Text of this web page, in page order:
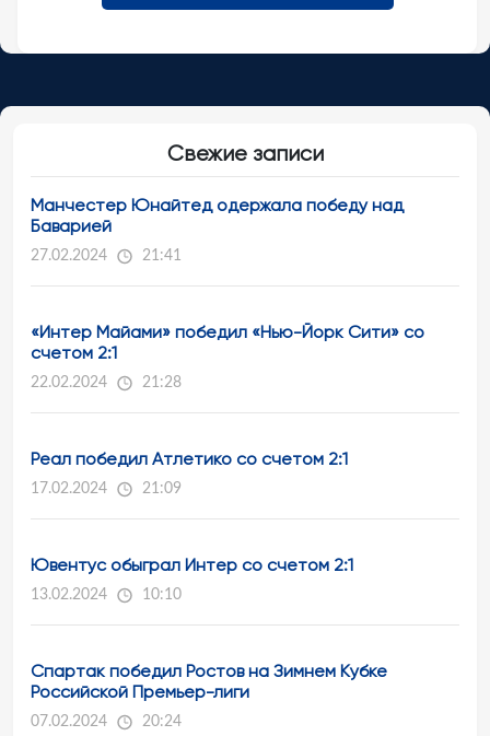
Свежие записи
Манчестер Юнайтед одержала победу над
Баварией
27.02.2024 21:41
«Интер Майами» победил «Нью-Йорк Сити» со
счетом 2:1
22.02.2024 21:28
Реал победил Атлетико со счетом 2:1
17.02.2024 21:09
Ювентус обыграл Интер со счетом 2:1
13.02.2024 10:10
Спартак победил Ростов на Зимнем Кубке
Российской Премьер-лиги
07.02.2024 20:24